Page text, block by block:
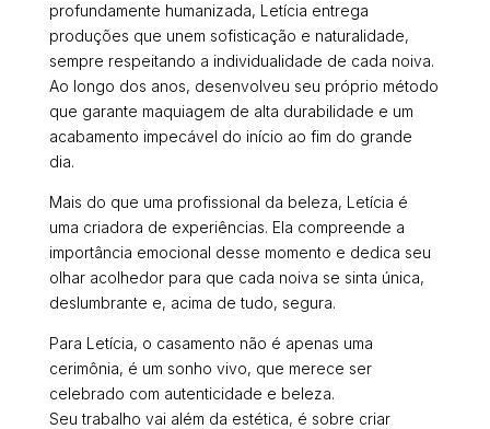
profundamente humanizada, Letícia entrega
produções que unem sofisticação e naturalidade,
sempre respeitando a individualidade de cada noiva.
Ao longo dos anos, desenvolveu seu próprio método
que garante maquiagem de alta durabilidade e um
acabamento impecável do início ao fim do grande
dia.
Mais do que uma profissional da beleza, Letícia é
uma criadora de experiências. Ela compreende a
importância emocional desse momento e dedica seu
olhar acolhedor para que cada noiva se sinta única,
deslumbrante e, acima de tudo, segura.
Para Letícia, o casamento não é apenas uma
cerimônia, é um sonho vivo, que merece ser
celebrado com autenticidade e beleza.
Seu trabalho vai além da estética, é sobre criar